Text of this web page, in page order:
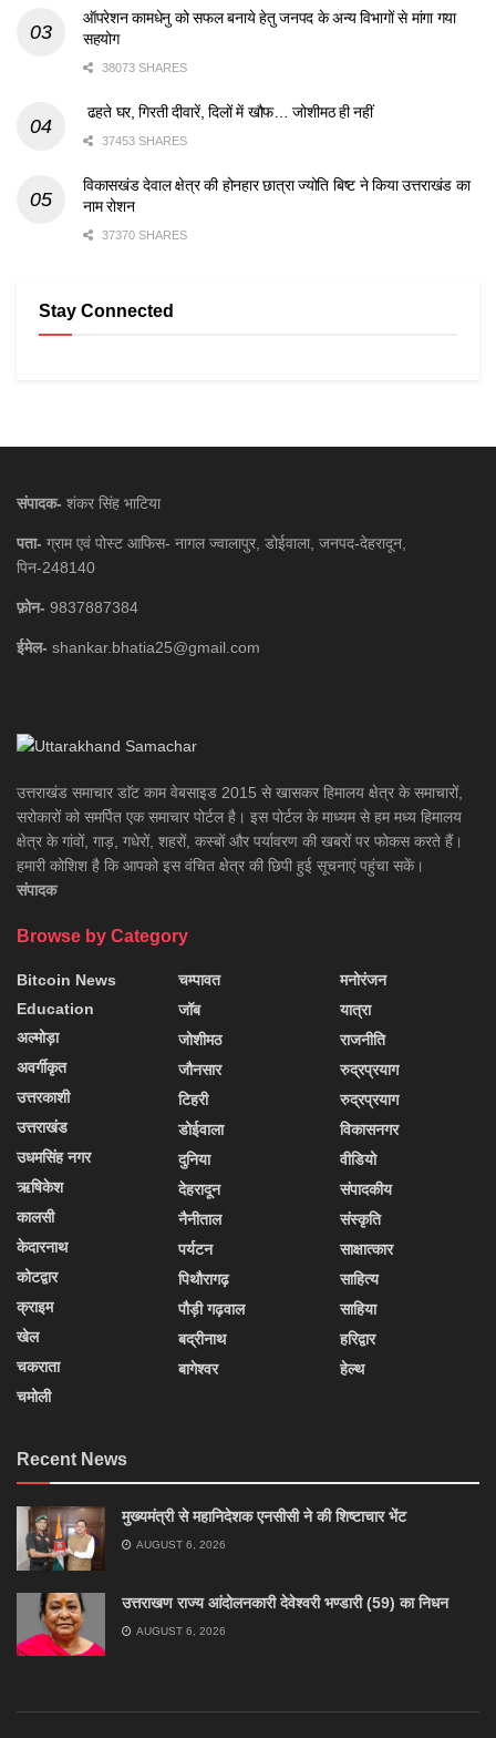
ऑपरेशन कामधेनु को सफल बनाये हेतु जनपद के अन्य विभागों से मांगा गया
सहयोग
38073 SHARES
ढहते घर, गिरती दीवारें, दिलों में खौफ… जोशीमठ ही नहीं
37453 SHARES
विकासखंड देवाल क्षेत्र की होनहार छात्रा ज्योति बिष्ट ने किया उत्तराखंड का
नाम रोशन
37370 SHARES
Stay Connected
संपादक- शंकर सिंह भाटिया
पता- ग्राम एवं पोस्ट आफिस- नागल ज्वालापुर, डोईवाला, जनपद-देहरादून,
पिन-248140
फ़ोन- 9837887384
ईमेल- shankar.bhatia25@gmail.com
उत्तराखंड समाचार डाॅट काम वेबसाइड 2015 से खासकर हिमालय क्षेत्र के समाचारों,
सरोकारों को समर्पित एक समाचार पोर्टल है। इस पोर्टल के माध्यम से हम मध्य हिमालय
क्षेत्र के गांवों, गाड़, गधेरों, शहरों, कस्बों और पर्यावरण की खबरों पर फोकस करते हैं।
हमारी कोशिश है कि आपको इस वंचित क्षेत्र की छिपी हुई सूचनाएं पहुंचा सकें।
संपादक
Browse by Category
Bitcoin News
Education
अल्मोड़ा
अवर्गीकृत
उत्तरकाशी
उत्तराखंड
उधमसिंह नगर
ऋषिकेश
कालसी
केदारनाथ
कोटद्वार
क्राइम
खेल
चकराता
चमोली
चम्पावत
जॉब
जोशीमठ
जौनसार
टिहरी
डोईवाला
दुनिया
देहरादून
नैनीताल
पर्यटन
पिथौरागढ़
पौड़ी गढ़वाल
बद्रीनाथ
बागेश्वर
मनोरंजन
यात्रा
राजनीति
रुद्रप्रयाग
रुद्रप्रयाग
विकासनगर
वीडियो
संपादकीय
संस्कृति
साक्षात्कार
साहित्य
साहिया
हरिद्वार
हेल्थ
Recent News
मुख्यमंत्री से महानिदेशक एनसीसी ने की शिष्टाचार भेंट
AUGUST 6, 2026
उत्तराखण राज्य आंदोलनकारी देवेश्वरी भण्डारी (59) का निधन
AUGUST 6, 2026